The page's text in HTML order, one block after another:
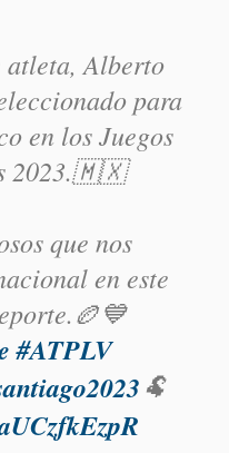
atleta, Alberto
para
en los Juegos
2023.🇲🇽
que nos
en este
#ATPLV
🐏